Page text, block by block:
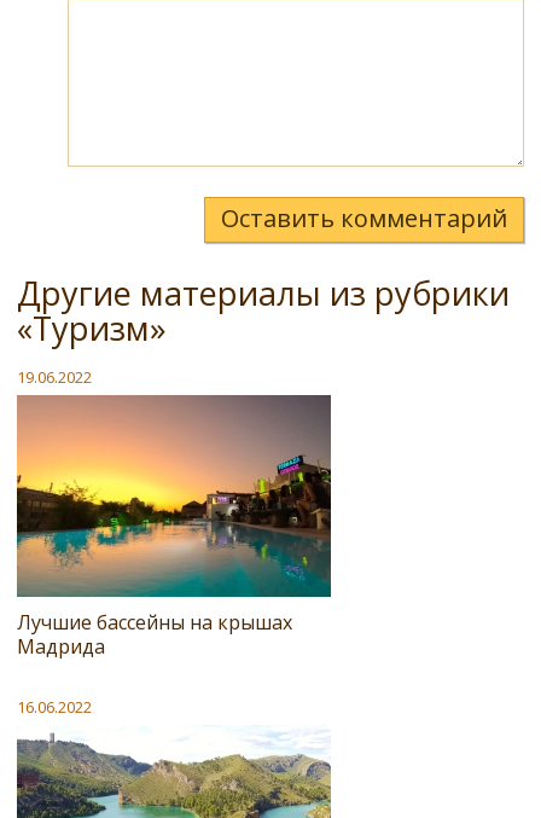
Оставить комментарий
Другие материалы из рубрики
«Туризм»
19.06.2022
Лучшие бассейны на крышах
Мадрида
16.06.2022